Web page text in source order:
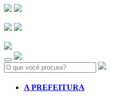
Search:
A PREFEITURA